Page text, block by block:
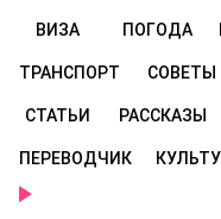
ВИЗА ПОГОДА
ТРАНСПОРТ СОВЕТЫ
СТАТЬИ РАССКАЗЫ
ПЕРЕВОДЧИК
